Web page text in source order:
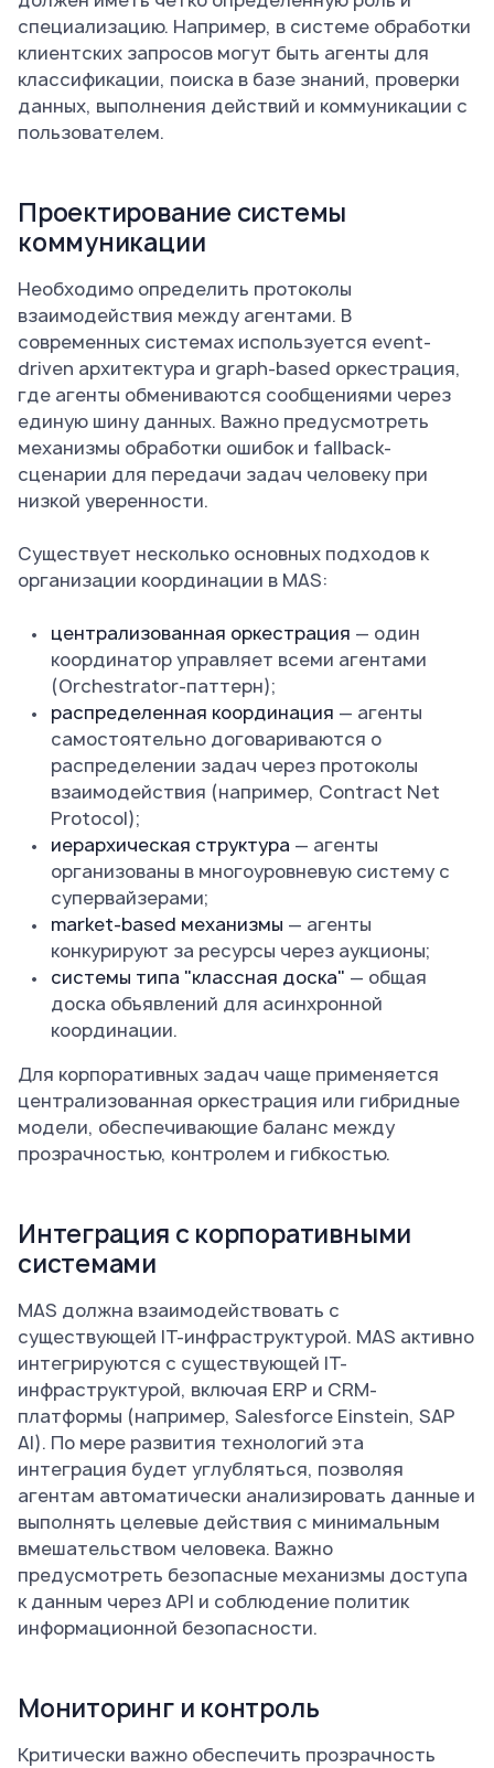
специализацию. Например, в системе обработки
клиентских запросов могут быть агенты для
классификации, поиска в базе знаний, проверки
данных, выполнения действий и коммуникации с
пользователем.
Проектирование системы
коммуникации
Необходимо определить протоколы
взаимодействия между агентами. В
современных системах используется event-
driven архитектура и graph-based оркестрация,
где агенты обмениваются сообщениями через
единую шину данных. Важно предусмотреть
механизмы обработки ошибок и fallback-
сценарии для передачи задач человеку при
низкой уверенности.
Существует несколько основных подходов к
организации координации в MAS:
централизованная оркестрация — один
координатор управляет всеми агентами
(Orchestrator-паттерн);
распределенная координация — агенты
самостоятельно договариваются о
распределении задач через протоколы
взаимодействия (например, Contract Net
Protocol);
иерархическая структура — агенты
организованы в многоуровневую систему с
супервайзерами;
market-based механизмы — агенты
конкурируют за ресурсы через аукционы;
системы типа "классная доска" — общая
доска объявлений для асинхронной
координации.
Для корпоративных задач чаще применяется
централизованная оркестрация или гибридные
модели, обеспечивающие баланс между
прозрачностью, контролем и гибкостью.
Интеграция с корпоративными
системами
MAS должна взаимодействовать с
существующей IT-инфраструктурой. MAS активно
интегрируются с существующей IT-
инфраструктурой, включая ERP и CRM-
платформы (например, Salesforce Einstein, SAP
AI). По мере развития технологий эта
интеграция будет углубляться, позволяя
агентам автоматически анализировать данные и
выполнять целевые действия с минимальным
вмешательством человека. Важно
предусмотреть безопасные механизмы доступа
к данным через API и соблюдение политик
информационной безопасности.
Мониторинг и контроль
Критически важно обеспечить прозрачность